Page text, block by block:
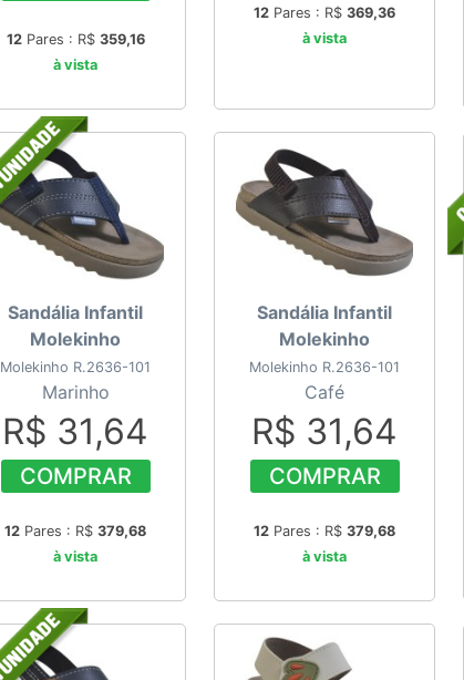
12Pares : R$ 359,16
à vista
12 Pares : R$ 369,36
à vista
Sandália Infantil
Molekinho
Molekinho R.2636-101
Marinho
R$ 31,64
COMPRAR
12 Pares : R$ 379,68
à vista
Sandália Infantil
Molekinho
Molekinho R.2636-101
Café
R$ 31,64
COMPRAR
12 Pares : R$ 379,68
à vista